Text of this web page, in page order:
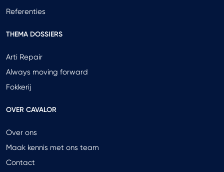
Referenties
THEMA DOSSIERS
Arti Repair
Always moving forward
Fokkerij
OVER CAVALOR
Over ons
Maak kennis met ons team
Contact